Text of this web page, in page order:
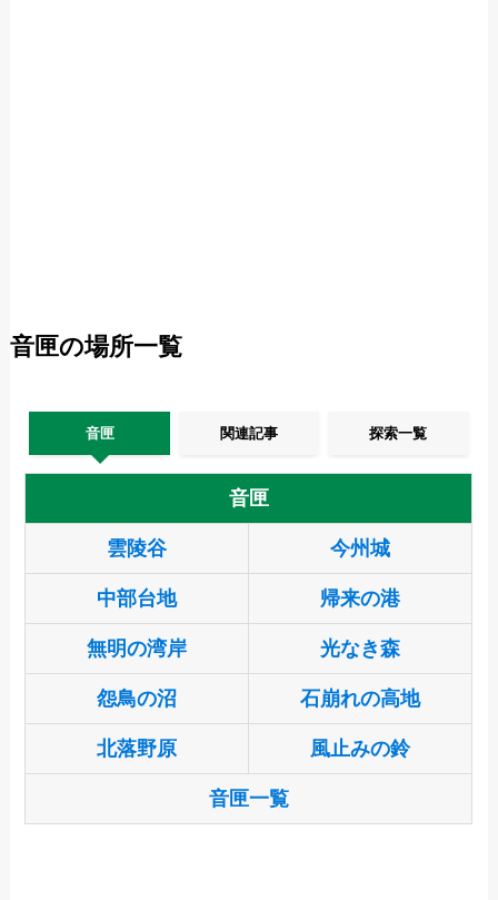
音匣の場所一覧
音匣 関連記事 探索一覧
音匣
雲陵谷 今州城
中部台地 帰来の港
無明の湾岸 光なき森
怨鳥の沼 石崩れの高地
北落野原 風止みの鈴
音匣一覧